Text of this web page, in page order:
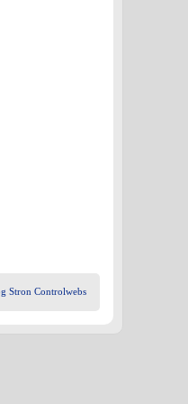
Stron Controlwebs